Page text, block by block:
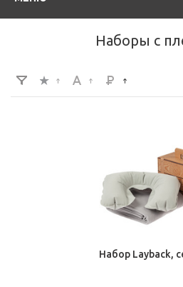
Наборы с
Набор Layback,